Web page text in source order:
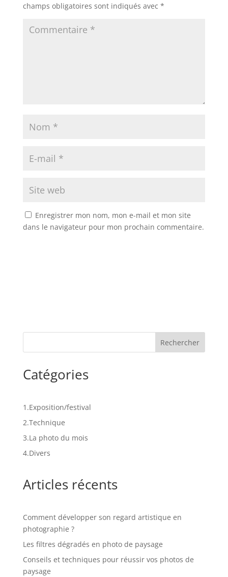
champs obligatoires sont indiqués avec *
Enregistrer mon nom, mon e-mail et mon site
dans le navigateur pour mon prochain commentaire.
Rechercher
Catégories
1.Exposition/festival
2.Technique
3.La photo du mois
4.Divers
Articles récents
Comment développer son regard artistique en
photographie ?
Les filtres dégradés en photo de paysage
Conseils et techniques pour réussir vos photos de
paysage